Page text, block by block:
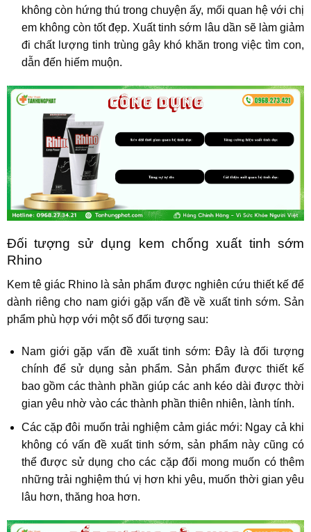
không còn hứng thú trong chuyện ấy, mối quan hệ với chị
em không còn tốt đẹp. Xuất tinh sớm lâu dần sẽ làm giảm
đi chất lượng tinh trùng gây khó khăn trong việc tìm con,
dẫn đến hiếm muộn.
Đối tượng sử dụng kem chống xuất tinh sớm
Rhino
Kem tê giác Rhino là sản phẩm được nghiên cứu thiết kế để
dành riêng cho nam giới gặp vấn đề về xuất tinh sớm. Sản
phẩm phù hợp với một số đối tượng sau:
Nam giới gặp vấn đề xuất tinh sớm: Đây là đối tượng
chính để sử dụng sản phẩm. Sản phẩm được thiết kế
bao gồm các thành phần giúp các anh kéo dài được thời
gian yêu nhờ vào các thành phần thiên nhiên, lành tính.
Các cặp đôi muốn trải nghiệm cảm giác mới: Ngay cả khi
không có vấn đề xuất tinh sớm, sản phẩm này cũng có
thể được sử dụng cho các cặp đối mong muốn có thêm
những trải nghiệm thú vị hơn khi yêu, muốn thời gian yêu
lâu hơn, thăng hoa hơn.